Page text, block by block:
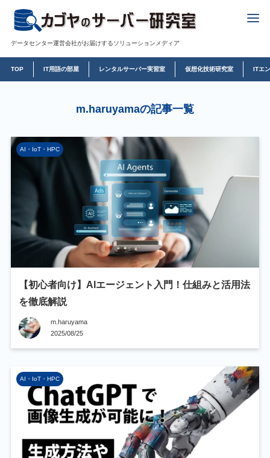
データセンター運営会社がお届けするソリューションメディア
TOP IT用語の部屋 レンタルサーバー実習室 仮想化技術研究室 ITエ
m.haruyamaの記事一覧
AI・IoT・HPC
【初心者向け】AIエージェント入門！仕組みと活用法
を徹底解説
m.haruyama
2025/08/25
AI・IoT・HPC